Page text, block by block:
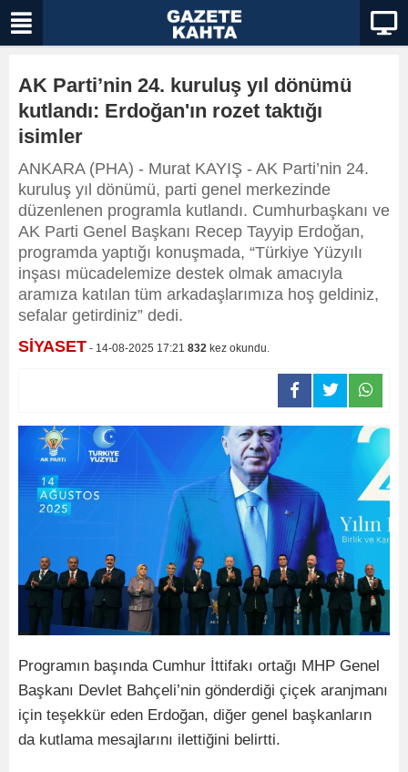
AK Parti’nin 24. kuruluş yıl dönümü
kutlandı: Erdoğan'ın rozet taktığı
isimler
ANKARA (PHA) - Murat KAYIŞ - AK Parti’nin 24.
kuruluş yıl dönümü, parti genel merkezinde
düzenlenen programla kutlandı. Cumhurbaşkanı ve
AK Parti Genel Başkanı Recep Tayyip Erdoğan,
programda yaptığı konuşmada, “Türkiye Yüzyılı
inşası mücadelemize destek olmak amacıyla
aramıza katılan tüm arkadaşlarımıza hoş geldiniz,
sefalar getirdiniz” dedi.
SİYASET - 14-08-2025 17:21 832 kez okundu.
Programın başında Cumhur İttifakı ortağı MHP Genel
Başkanı Devlet Bahçeli’nin gönderdiği çiçek aranjmanı
için teşekkür eden Erdoğan, diğer genel başkanların
da kutlama mesajlarını ilettiğini belirtti.